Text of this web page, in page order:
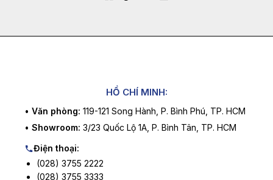
HỒ CHÍ MINH:
• Văn phòng: 119-121 Song Hành, P. Bình Phú, TP. HCM
• Showroom: 3/23 Quốc Lộ 1A, P. Bình Tân, TP. HCM
Điện thoại:
(028) 3755 2222
(028) 3755 3333